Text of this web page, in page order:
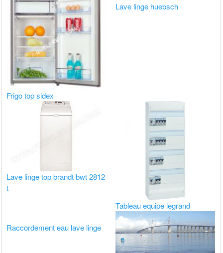
Frigo top sidex
Lave linge huebsch
Lave linge top brandt bwt 2812
t
Tableau equipe legrand
Raccordement eau lave linge